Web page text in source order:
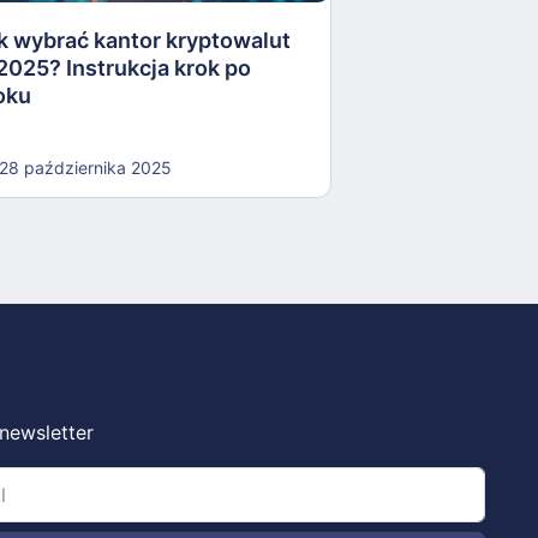
wybrać kantor kryptowalut
Instrukcja krok po
28 października 2025